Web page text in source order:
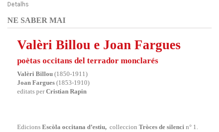
Detalhs
NE SABER MAI
Valèri Billou e Joan Fargues
poètas occitans del terrador monclarés
Valèri Billou (1850-1911)
Joan Fargues (1853-1910)
editats perCristian Rapin
Edicions Escòla occitana d’estiu, colleccion Tròces de silenci n° 1.